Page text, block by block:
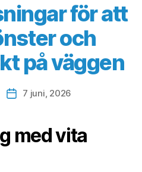
för att
och
på väggen
Inläggsdatum
7 juni, 2026
med vita